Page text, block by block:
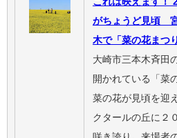
がちょうど見頃
木で「菜の花まつ
大崎市三本木斉田
開かれている「菜
菜の花が見頃を迎
クタールの丘に２